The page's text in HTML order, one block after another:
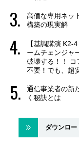
高価な専用ネッ
構築の現実解
【基調講演 K2-
ームチェンジャ
破壊する！！ コ
不要！でも、超
通信事業者の新
く秘訣とは
ダウンロ